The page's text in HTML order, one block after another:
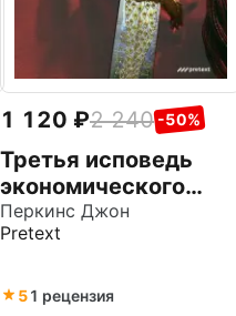
1 120 2 240 -50%
Третья исповедь
экономического
убийцы
Перкинс Джон
Pretext
51 рецензия